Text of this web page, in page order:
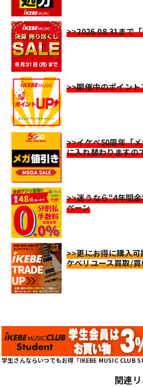
>>2026.08.31まで
>>開催中のポイン
>>イケベ50周年「
に入れ替わりますの
>>迷うなら“4年間
ペーン
>>更にお得に購入
ケベリユース買取/
学生さんならいつでもお得『IKEBE MUSIC CLUB
関連